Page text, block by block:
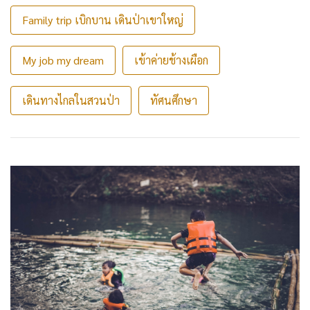
Family trip เบิกบาน เดินป่าเขาใหญ่
My job my dream เข้าค่ายช้างเผือก
เดินทางไกลในสวนป่า ทัศนศึกษา